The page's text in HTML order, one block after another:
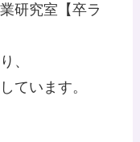
研究室【卒ラ
、
ています。